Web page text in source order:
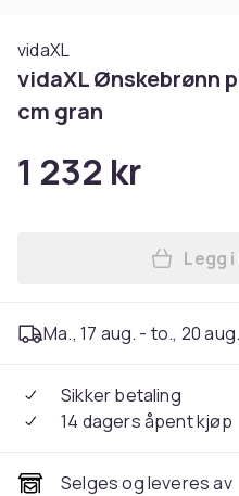
vidaXL
vidaXL Ønskebrønn
cm gran
1 232 kr
Legg
Ma., 17 aug. - to., 20 aug.
Sikker betaling
14 dagers åpent kjøp
Selges og leveres av